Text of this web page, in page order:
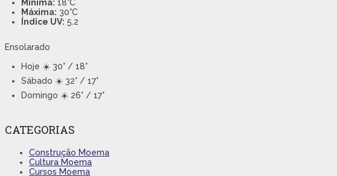
Mínima: 18°C
Máxima: 30°C
Índice UV: 5.2
Ensolarado
Hoje ☀️ 30° / 18°
Sábado ☀️ 32° / 17°
Domingo ☀️ 26° / 17°
CATEGORIAS
Construção Moema
Cultura Moema
Cursos Moema